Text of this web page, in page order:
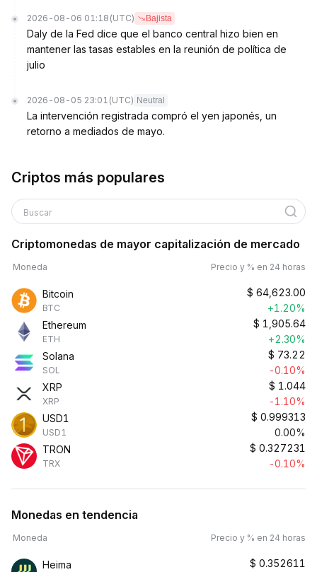
2026-08-06 01:18 (UTC) Bajista
Daly de la Fed dice que el banco central hizo bien en
mantener las tasas estables en la reunión de política de
julio
2026-08-05 23:01 (UTC) Neutral
La intervención registrada compró el yen japonés, un
retorno a mediados de mayo.
Criptos más populares
Buscar
Criptomonedas de mayor capitalización de mercado
Moneda Precio y % en 24 horas
Bitcoin
BTC
$ 64,623.00
+1.20%
Ethereum
ETH
$ 1,905.64
+2.30%
Solana
SOL
$ 73.22
-0.10%
XRP
XRP
$ 1.044
-1.10%
USD1
USD1
$ 0.999313
0.00%
TRON
TRX
$ 0.327231
-0.10%
Monedas en tendencia
Moneda Precio y % en 24 horas
Heima $ 0.352611